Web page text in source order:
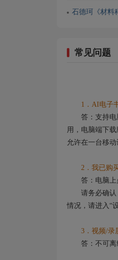
石德珂《材料
常见问题
1．AI电子书
答：支持电脑
用，电脑端下
允许在一台移动
2．我已购买
答：电脑上点
请务必确认，
情况，请进入“
3．视频/录屏
答：不可离